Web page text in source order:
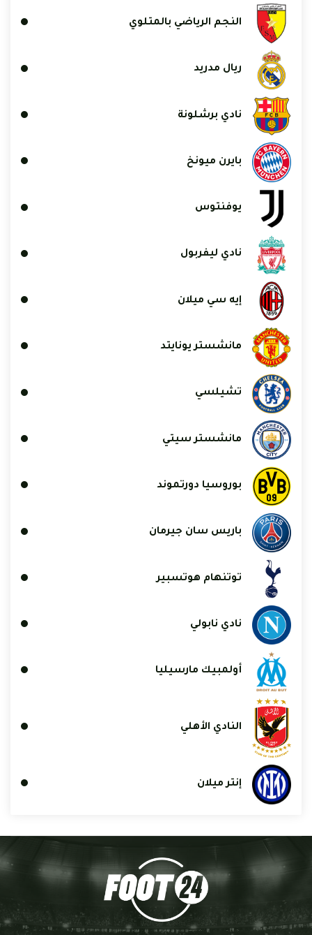
النجم الرياضي بالمتلوي
ريال مدريد
نادي برشلونة
بايرن ميونخ
يوفنتوس
نادي ليفربول
إيه سي ميلان
مانشستر يونايتد
تشيلسي
مانشستر سيتي
بوروسيا دورتموند
باريس سان جيرمان
توتنهام هوتسبير
نادي نابولي
أولمبيك مارسيليا
النادي الأهلي
إنتر ميلان